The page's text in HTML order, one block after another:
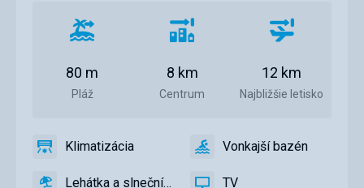
Vzdialenosť
pláže
Pláž
80 m
Vzdialenosť
centra
Centrum
8 km
Vzdialenosť
letiska
Najbližšie letisko
12 km
Klimatizácia
Klimatizácia
áno
VonkajšíVonkajší bazén
áno
Lehátka a slnečníky pri bazéne zadarmo
TV